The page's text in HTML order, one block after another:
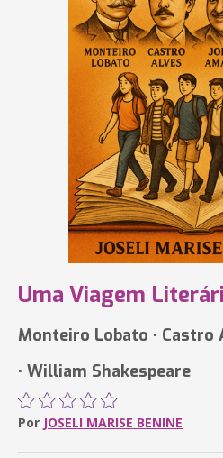
Uma Viagem
Monteiro Lobato • Castro
• William Shakespeare
Por JOSELI MARISE BENINE